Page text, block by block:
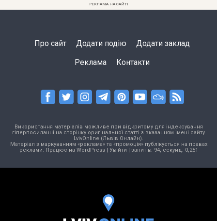
РЕКЛАМА НА САЙТІ
Про сайт Додати подію Додати заклад
Реклама Контакти
Використання матеріалів можливе при відкритому для індексування
гіперпосиланні на сторінку оригінальної статті з вказанням імені сайту
LvivOnline (Львів Онлайн).
Матеріал з маркуванням «реклама» та «промоція» публікується на правах
реклами. Працює на WordPress| Увійти | запитів: 94, секунд: 0,251